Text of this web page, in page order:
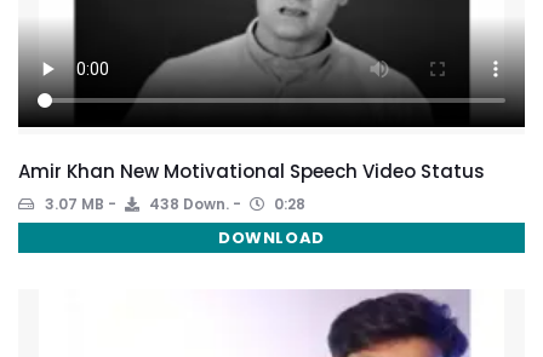
Amir Khan New Motivational Speech Video Status
3.07 MB 438 Down. 0:28
DOWNLOAD